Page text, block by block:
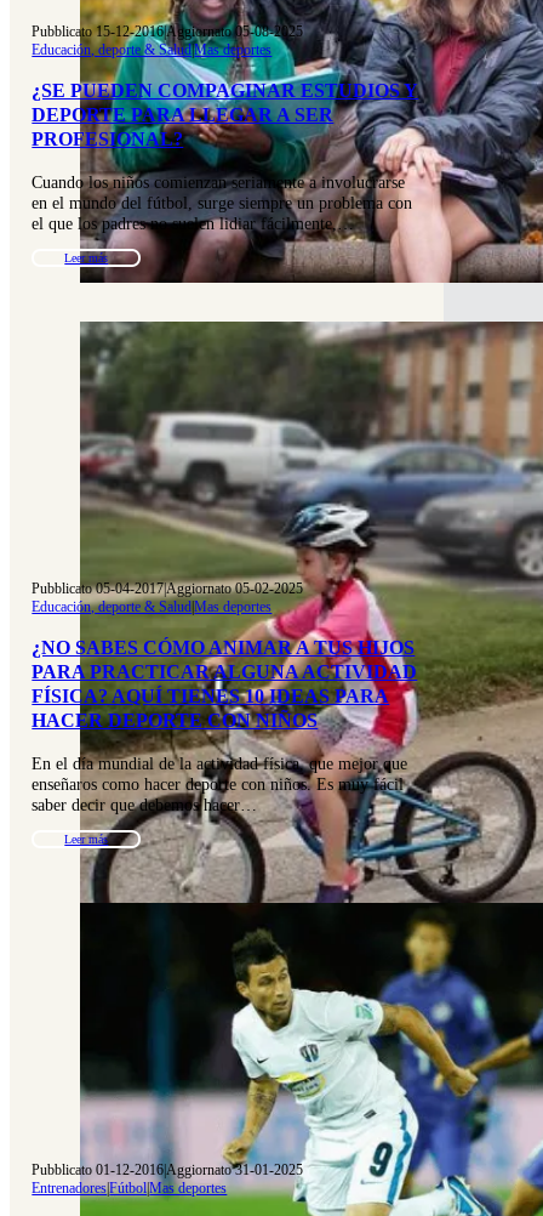
Pubblicato 15-12-2016|Aggiornato 05-08-2025
Educación, deporte & Salud|Mas deportes
¿SE PUEDEN COMPAGINAR ESTUDIOS Y
DEPORTE PARA LLEGAR A SER
PROFESIONAL?
Cuando los niños comienzan seriamente a involucrarse
en el mundo del fútbol, surge siempre un problema con
el que los padres no suelen lidiar fácilmente,…
Leer más
Pubblicato 05-04-2017|Aggiornato 05-02-2025
Educación, deporte & Salud|Mas deportes
¿NO SABES CÓMO ANIMAR A TUS HIJOS
PARA PRACTICAR ALGUNA ACTIVIDAD
FÍSICA? AQUÍ TIENES 10 IDEAS PARA
HACER DEPORTE CON NIÑOS
En el día mundial de la actividad física, que mejor que
enseñaros como hacer deporte con niños. Es muy fácil
saber decir que debemos hacer…
Leer más
Pubblicato 01-12-2016|Aggiornato 31-01-2025
Entrenadores|Fútbol|Mas deportes